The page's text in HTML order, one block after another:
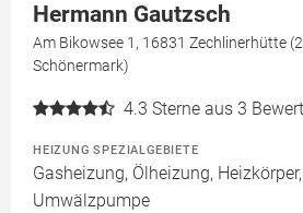
Hermann Gautzsch
Am Bikowsee 1, 16831 Zechlinerhütte
Schönermark)
4.3 Sterne aus 3
HEIZUNG SPEZIALGEBIETE
Gasheizung, Ölheizung,
Umwälzpumpe